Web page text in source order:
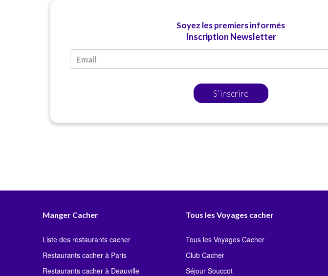
Soyez les premiers informés
Inscription Newsletter
S'inscrire
Manger Cacher
Liste des restaurants cacher
Restaurants cacher à Paris
Restaurants cacher à Deauville
Tous les Voyages cacher
Tous les Voyages Cacher
Club Cacher
Séjour Souccot